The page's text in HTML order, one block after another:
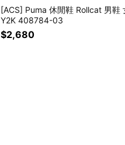
[ACS] Puma 休閒鞋 Rollcat 男鞋
Y2K 408784-03
$2,680